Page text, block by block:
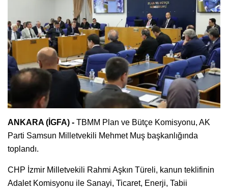
ANKARA (İGFA) - TBMM Plan ve Bütçe Komisyonu, AK
Parti Samsun Milletvekili Mehmet Muş başkanlığında
toplandı.
CHP İzmir Milletvekili Rahmi Aşkın Türeli, kanun teklifinin
Adalet Komisyonu ile Sanayi, Ticaret, Enerji, Tabii